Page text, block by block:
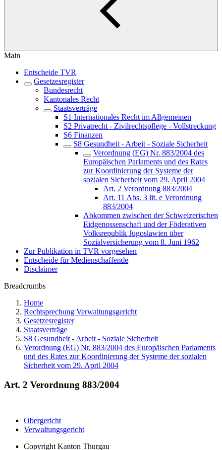
Main
Entscheide TVR
Gesetzesregister
Bundesrecht
Kantonales Recht
Staatsverträge
S1 Internationales Recht im Allgemeinen
S2 Privatrecht - Zivilrechtspflege - Vollstreckung
S6 Finanzen
S8 Gesundheit - Arbeit - Soziale Sicherheit
Verordnung (EG) Nr. 883/2004 des
Europäischen Parlaments und des Rates
zur Koordinierung der Systeme der
sozialen Sicherheit vom 29. April 2004
Art. 2 Verordnung 883/2004
Art. 11 Abs. 3 lit. e Verordnung
883/2004
Abkommen zwischen der Schweizerischen
Eidgenossenschaft und der Föderativen
Volksrepublik Jugoslawien über
Sozialversicherung vom 8. Juni 1962
Zur Publikation in TVR vorgesehen
Entscheide für Medienschaffende
Disclaimer
Breadcrumbs
Home
Rechtsprechung Verwaltungsgericht
Gesetzesregister
Staatsverträge
S8 Gesundheit - Arbeit - Soziale Sicherheit
Verordnung (EG) Nr. 883/2004 des Europäischen Parlaments
und des Rates zur Koordinierung der Systeme der sozialen
Sicherheit vom 29. April 2004
Art. 2 Verordnung 883/2004
Obergericht
Verwaltungsgericht
Copyright Kanton Thurgau